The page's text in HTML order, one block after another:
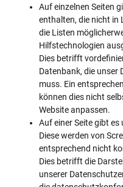
Auf einzelnen Seiten
enthalten, die nicht in
die Listen
Hilfstechnologien
Dies betrifft
Datenbank, die unser
muss. Ein
können dies nicht
Website anpassen.
Auf einer Seite gibt
Diese werden von
entsprechend nicht
Dies betrifft die
unserer